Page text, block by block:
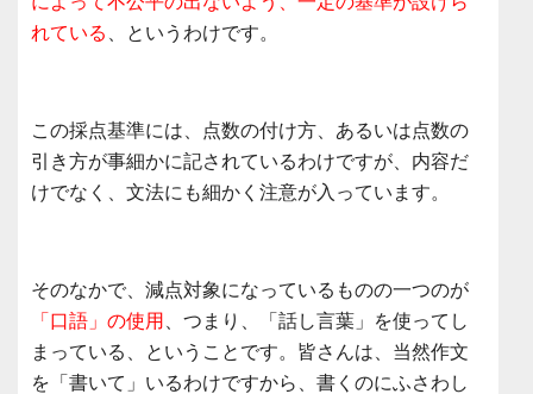
れている
、というわけです。
この採点基準には、点数の付け方、あるいは点数の
引き方が事細かに記されているわけですが、内容だ
けでなく、文法にも細かく注意が入っています。
そのなかで、減点対象になっているものの一つのが
「口語」の使用
、つまり、「話し言葉」を使ってし
まっている、ということです。皆さんは、当然作文
を「書いて」いるわけですから、書くのにふさわし